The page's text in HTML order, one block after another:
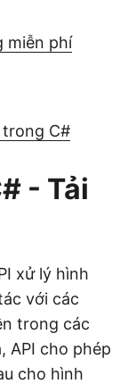
miễn phí
trong C#
- Tải
xử lý hình
với các
trong các
API cho phép
cho hình